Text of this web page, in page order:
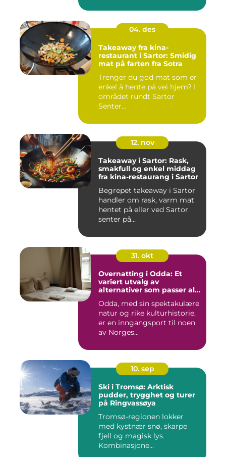
04. des
Takeaway fra kina-
restaurant i Sartor: Smidig
mat på farten fra Sotra
Trenger du god mat som er
enkel å hente på vei hjem? I
området rundt Sartor
Senter...
12. nov
Takeaway i Sartor: Rask,
smakfull og enkel middag
fra kina-restaurang i Sartor
Begrepet takeaway i Sartor
handler om rask, varm mat
hentet på eller ved Sartor
senter på...
31. okt
Overnatting i Odda: Et
variert utvalg av
alternativer som passer alle
Odda, med sin spektakulære
natur og rike kulturhistorie,
er en inngangsport til noen
av Norges...
10. sep
Ski i Tromsø: Arktisk
pudder, trygghet og turer
på Ringvassøya
Tromsø-regionen lokker
med kystnær snø, skarpe
fjell og magisk lys.
Kombinasjone...